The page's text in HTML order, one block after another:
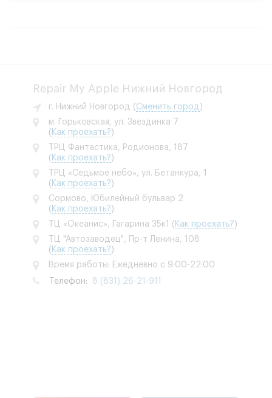
Repair My Apple Нижний Новгород
г. Нижний Новгород ( Сменить город)
м. Горьковская, ул. Звездинка 7
( Как проехать?)
ТРЦ Фантастика, Родионова, 187
( Как проехать?)
ТРЦ «Седьмое небо», ул. Бетанкура, 1
( Как проехать?)
Сормово, Юбилейный бульвар 2
( Как проехать?)
ТЦ «Океанис», Гагарина 35к1 ( Как проехать?)
ТЦ "Автозаводец", Пр-т Ленина, 108
( Как проехать?)
Время работы: Ежедневно с 9:00-22:00
Телефон: 8 (831) 26-21-911